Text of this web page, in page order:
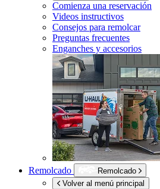
Comienza una reservación
Videos instructivos
Consejos para remolcar
Preguntas frecuentes
Enganches y accesorios
Remolcado
Remolcado
Volver al menú principal